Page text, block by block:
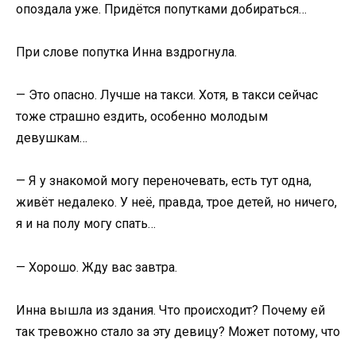
опоздала уже. Придётся попутками добираться…
При слове попутка Инна вздрогнула.
— Это опасно. Лучше на такси. Хотя, в такси сейчас
тоже страшно ездить, особенно молодым
девушкам…
— Я у знакомой могу переночевать, есть тут одна,
живёт недалеко. У неё, правда, трое детей, но ничего,
я и на полу могу спать…
— Хорошо. Жду вас завтра.
Инна вышла из здания. Что происходит? Почему ей
так тревожно стало за эту девицу? Может потому, что